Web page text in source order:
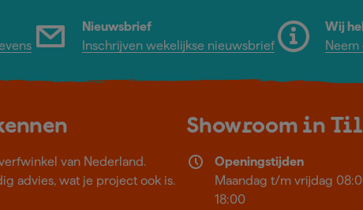
Nieuwsbrief
Inschrijven wekelijkse nieuwsbrief
Wij
van Nederland.
advies, wat je project ook is.
Showroom in
Openingstijden
Maandag t/m vrijdag
18:00